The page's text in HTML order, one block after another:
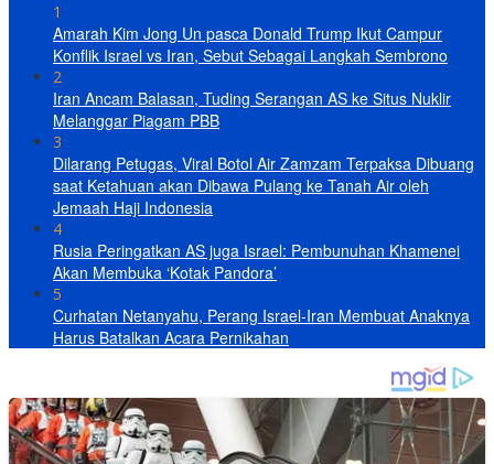
1
Amarah Kim Jong Un pasca Donald Trump Ikut Campur
Konflik Israel vs Iran, Sebut Sebagai Langkah Sembrono
2
Iran Ancam Balasan, Tuding Serangan AS ke Situs Nuklir
Melanggar Piagam PBB
3
Dilarang Petugas, Viral Botol Air Zamzam Terpaksa Dibuang
saat Ketahuan akan Dibawa Pulang ke Tanah Air oleh
Jemaah Haji Indonesia
4
Rusia Peringatkan AS juga Israel: Pembunuhan Khamenei
Akan Membuka ‘Kotak Pandora’
5
Curhatan Netanyahu, Perang Israel-Iran Membuat Anaknya
Harus Batalkan Acara Pernikahan